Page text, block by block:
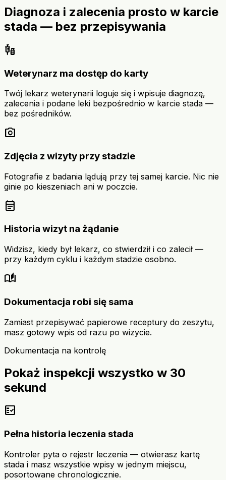
Diagnoza i zalecenia prosto w karcie
stada — bez przepisywania
vaccines
Weterynarz ma dostęp do karty
Twój lekarz weterynarii loguje się i wpisuje diagnozę,
zalecenia i podane leki bezpośrednio w karcie stada —
bez pośredników.
photo_camera
Zdjęcia z wizyty przy stadzie
Fotografie z badania lądują przy tej samej karcie. Nic nie
ginie po kieszeniach ani w poczcie.
event_note
Historia wizyt na żądanie
Widzisz, kiedy był lekarz, co stwierdził i co zalecił —
przy każdym cyklu i każdym stadzie osobno.
auto_stories
Dokumentacja robi się sama
Zamiast przepisywać papierowe receptury do zeszytu,
masz gotowy wpis od razu po wizycie.
Dokumentacja na kontrolę
Pokaż inspekcji wszystko w 30
sekund
fact_check
Pełna historia leczenia stada
Kontroler pyta o rejestr leczenia — otwierasz kartę
stada i masz wszystkie wpisy w jednym miejscu,
posortowane chronologicznie.